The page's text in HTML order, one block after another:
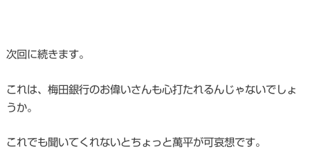
次回に続きます。
これは、梅田銀行のお偉いさんも心打たれるんじゃないでしょ
うか。
これでも聞いてくれないとちょっと萬平が可哀想です。